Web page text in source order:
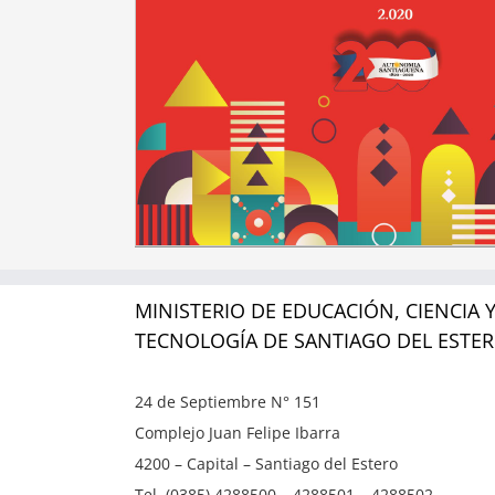
MINISTERIO DE EDUCACIÓN, CIENCIA Y
TECNOLOGÍA DE SANTIAGO DEL
24 de Septiembre N° 151
Complejo Juan Felipe Ibarra
4200 – Capital – Santiago del Estero